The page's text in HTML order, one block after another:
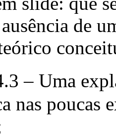
de
nas poucas